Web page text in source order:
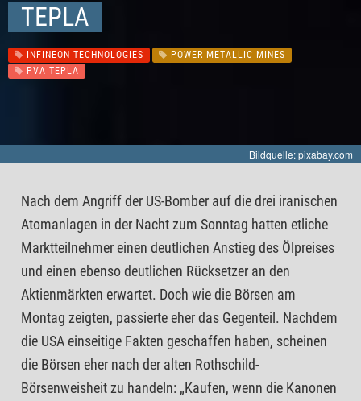
TEPLA
INFINEON TECHNOLOGIES
POWER METALLIC MINES
PVA TEPLA
Bildquelle: pixabay.com
Nach dem Angriff der US-Bomber auf die drei iranischen
Atomanlagen in der Nacht zum Sonntag hatten etliche
Marktteilnehmer einen deutlichen Anstieg des Ölpreises
und einen ebenso deutlichen Rücksetzer an den
Aktienmärkten erwartet. Doch wie die Börsen am
Montag zeigten, passierte eher das Gegenteil. Nachdem
die USA einseitige Fakten geschaffen haben, scheinen
die Börsen eher nach der alten Rothschild-
Börsenweisheit zu handeln: „Kaufen, wenn die Kanonen